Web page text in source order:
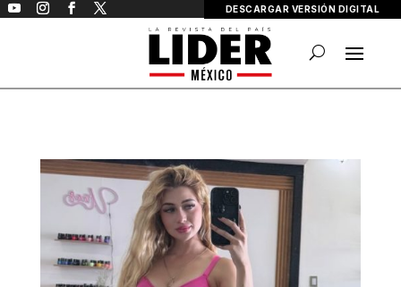
DESCARGAR VERSIÓN DIGITAL